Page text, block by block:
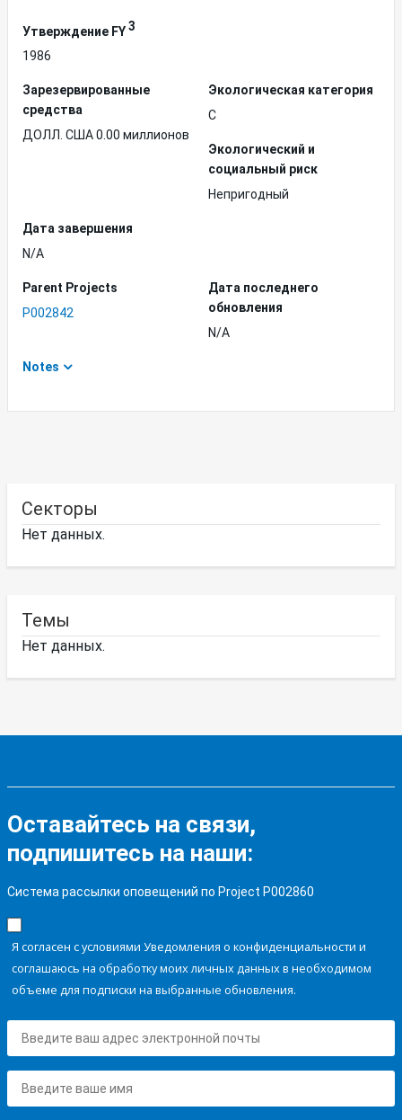
Утверждение FY3
1986
Зарезервированные
средства
ДОЛЛ. США 0.00 миллионов
Экологическая категория
C
Экологический и
социальный риск
Непригодный
Дата завершения
N/A
Parent Projects
P002842
Дата последнего
обновления
N/A
Notes
Секторы
Нет данных.
Темы
Нет данных.
Оставайтесь на связи,
подпишитесь на наши:
Система рассылки оповещений по Project P002860
Я согласен с условиями Уведомления о конфиденциальности и
соглашаюсь на обработку моих личных данных в необходимом
объеме для подписки на выбранные обновления.